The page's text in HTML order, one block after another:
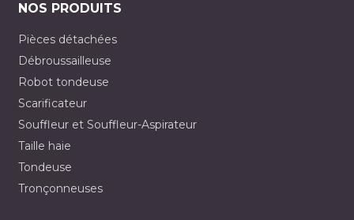
NOS PRODUITS
Pièces détachées
Débroussailleuse
Robot tondeuse
Scarificateur
Souffleur et Souffleur-Aspirateur
Taille haie
Tondeuse
Tronçonneuses